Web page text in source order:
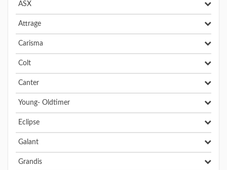
ASX
Attrage
Carisma
Colt
Canter
Young- Oldtimer
Eclipse
Galant
Grandis